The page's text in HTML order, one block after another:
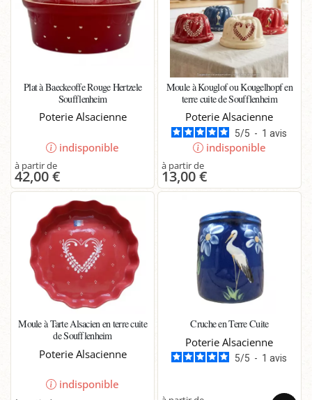
Plat à Baeckeoffe Rouge Hertzele
Soufflenheim
Poterie Alsacienne
indisponible
42,00 €
Moule à Kouglof ou Kougelhopf en
terre cuite de Soufflenheim
Poterie Alsacienne
5/5 - 1avis
indisponible
13,00 €
Moule à Tarte Alsacien en terre cuite
de Soufflenheim
Poterie Alsacienne
indisponible
Cruche en Terre Cuite
Poterie Alsacienne
5/5 - 1avis